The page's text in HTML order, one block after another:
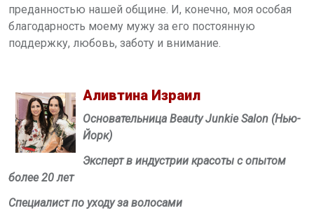
преданностью нашей общине. И, конечно, моя особая
благодарность моему мужу за его постоянную
поддержку, любовь, заботу и внимание.
Аливтина Израил
Основательница Beauty Junkie Salon (Нью-
Йорк)
Эксперт в индустрии красоты с опытом
более 20 лет
Специалист по уходу за волосами